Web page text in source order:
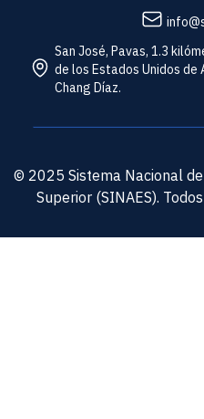
San José, Pavas, 1.3
de los Estados Unidos de
Chang Díaz.
© 2025 Sistema Nacional
Superior (SINAES).